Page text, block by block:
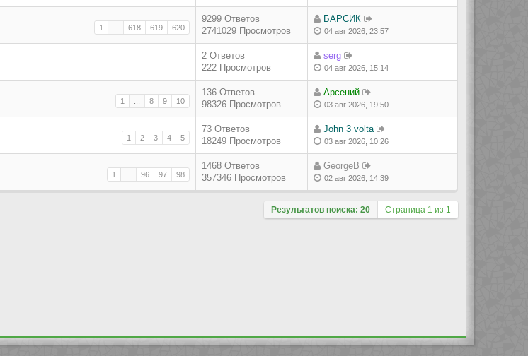
1 618 619 620
9299 Ответов
2741029 Просмотров
БАРСИК
04 авг 2026, 23:57
2 Ответов
222 Просмотров
serg
04 авг 2026, 15:14
1 8 9 10
136 Ответов
98326 Просмотров
Арсений
03 авг 2026, 19:50
1 2 3 4 5
73 Ответов
18249 Просмотров
John 3 volta
03 авг 2026, 10:26
1 96 97 98
1468 Ответов
357346 Просмотров
GeorgeB
02 авг 2026, 14:39
Результатов поиска: 20 Страница 1 из 1